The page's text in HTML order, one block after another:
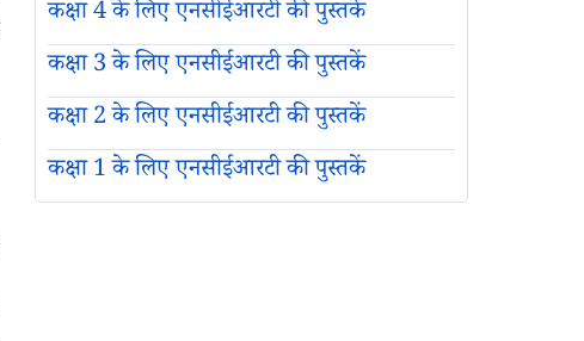
कक्षा 4 के लिए एनसीईआरटी की पुस्तकें
कक्षा 3 के लिए एनसीईआरटी की पुस्तकें
कक्षा 2 के लिए एनसीईआरटी की पुस्तकें
कक्षा 1 के लिए एनसीईआरटी की पुस्तकें